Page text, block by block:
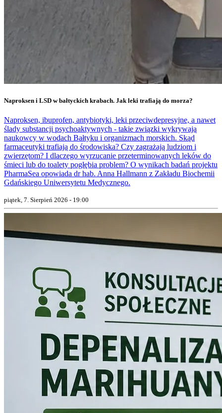
Naproksen i LSD w bałtyckich krabach. Jak leki trafiają do morza?
Naproksen, ibuprofen, antybiotyki, leki przeciwdepresyjne, a nawet
ślady substancji psychoaktywnych - takie związki wykrywają
naukowcy w wodach Bałtyku i organizmach morskich. Skąd
farmaceutyki trafiają do środowiska? Czy zagrażają ludziom i
zwierzętom? I dlaczego wyrzucanie przeterminowanych leków do
śmieci lub do toalety pogłębia problem? O wynikach badań projektu
PharmaSea opowiada dr hab. Anna Hallmann z Zakładu Biochemii
Gdańskiego Uniwersytetu Medycznego.
piątek, 7. Sierpień 2026 - 19:00